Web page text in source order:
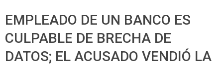
EMPLEADO DE UN BANCO ES
CULPABLE DE BRECHA DE
DATOS; EL ACUSADO VENDIÓ LA